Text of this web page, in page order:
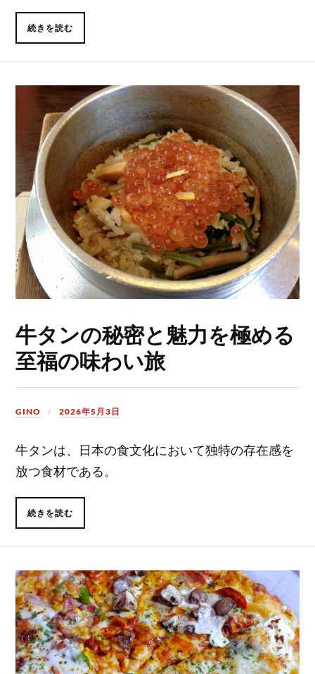
続きを読む
牛タンの秘密と魅力を極める
至福の味わい旅
GINO 2026年5月3日
牛タンは、日本の食文化において独特の存在感を
放つ食材である。
続きを読む